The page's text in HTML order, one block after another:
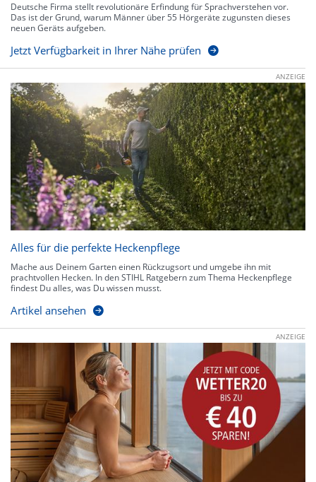
Deutsche Firma stellt revolutionäre Erfindung für Sprachverstehen vor.
Das ist der Grund, warum Männer über 55 Hörgeräte zugunsten dieses
neuen Geräts aufgeben.
Jetzt Verfügbarkeit in Ihrer Nähe prüfen
ANZEIGE
Alles für die perfekte Heckenpflege
Mache aus Deinem Garten einen Rückzugsort und umgebe ihn mit
prachtvollen Hecken. In den STIHL Ratgebern zum Thema Heckenpflege
findest Du alles, was Du wissen musst.
Artikel ansehen
ANZEIGE